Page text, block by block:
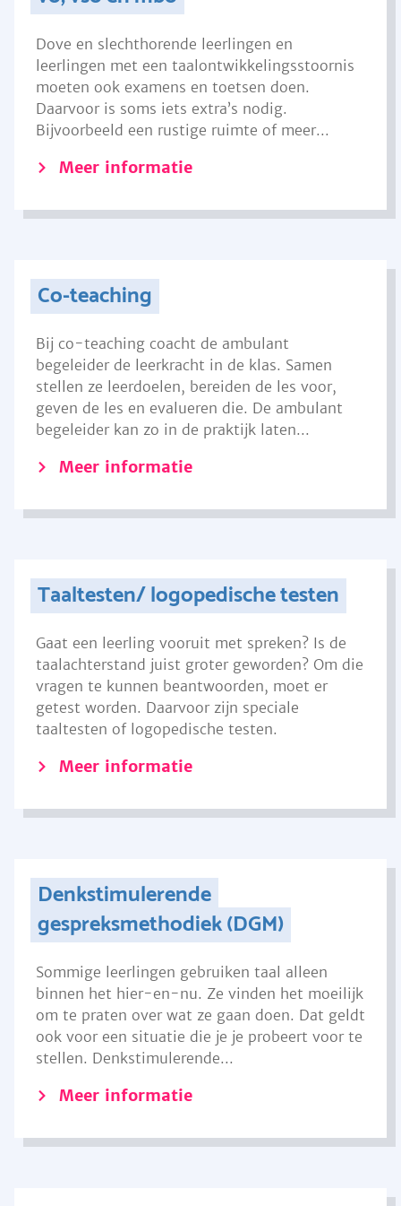
Dove en slechthorende leerlingen en
leerlingen met een taalontwikkelingsstoornis
moeten ook examens en toetsen doen.
Daarvoor is soms iets extra’s nodig.
Bijvoorbeeld een rustige ruimte of meer...
Meer informatie
Co-teaching
Bij co-teaching coacht de ambulant
begeleider de leerkracht in de klas. Samen
stellen ze leerdoelen, bereiden de les voor,
geven de les en evalueren die. De ambulant
begeleider kan zo in de praktijk laten...
Meer informatie
Taaltesten/ logopedische testen
Gaat een leerling vooruit met spreken? Is de
taalachterstand juist groter geworden? Om die
vragen te kunnen beantwoorden, moet er
getest worden. Daarvoor zijn speciale
taaltesten of logopedische testen.
Meer informatie
Denkstimulerende
gespreksmethodiek (DGM)
Sommige leerlingen gebruiken taal alleen
binnen het hier-en-nu. Ze vinden het moeilijk
om te praten over wat ze gaan doen. Dat geldt
ook voor een situatie die je je probeert voor te
stellen. Denkstimulerende...
Meer informatie